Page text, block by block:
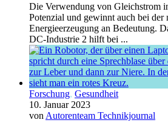
Die Verwendung von Gleichstrom
Potenzial und gewinnt auch bei der
Energieerzeugung an Bedeutung.
DC-Industrie 2 hilft bei ...
Forschung, Gesundheit
10. Januar 2023
von Autorenteam Technikjournal